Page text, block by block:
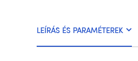
LEÍRÁS ÉS PARAMÉTEREK